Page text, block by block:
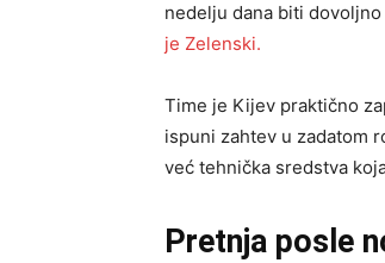
nedelju dana biti
je Zelenski.
Time je Kijev praktično
ispuni zahtev u zadatom
već tehnička sredstva
Pretnja posle